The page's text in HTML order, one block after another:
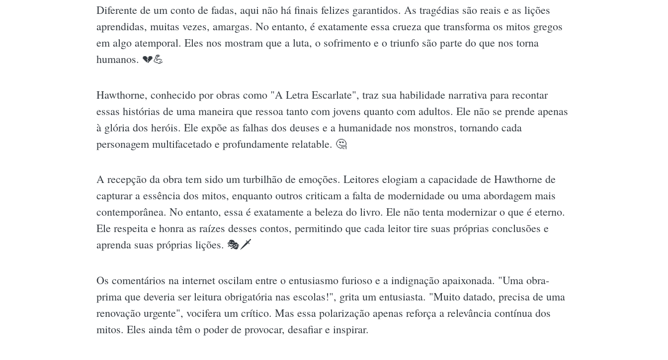
Diferente de um conto de fadas, aqui não há finais felizes garantidos. As tragédias são reais e as lições
aprendidas, muitas vezes, amargas. No entanto, é exatamente essa crueza que transforma os mitos gregos
em algo atemporal. Eles nos mostram que a luta, o sofrimento e o triunfo são parte do que nos torna
humanos. 💔💪
Hawthorne, conhecido por obras como "A Letra Escarlate", traz sua habilidade narrativa para recontar
essas histórias de uma maneira que ressoa tanto com jovens quanto com adultos. Ele não se prende apenas
à glória dos heróis. Ele expõe as falhas dos deuses e a humanidade nos monstros, tornando cada
personagem multifacetado e profundamente relatable. 🤔
A recepção da obra tem sido um turbilhão de emoções. Leitores elogiam a capacidade de Hawthorne de
capturar a essência dos mitos, enquanto outros criticam a falta de modernidade ou uma abordagem mais
contemporânea. No entanto, essa é exatamente a beleza do livro. Ele não tenta modernizar o que é eterno.
Ele respeita e honra as raízes desses contos, permitindo que cada leitor tire suas próprias conclusões e
aprenda suas próprias lições. 🎭🗡
Os comentários na internet oscilam entre o entusiasmo furioso e a indignação apaixonada. "Uma obra-
prima que deveria ser leitura obrigatória nas escolas!", grita um entusiasta. "Muito datado, precisa de uma
renovação urgente", vocifera um crítico. Mas essa polarização apenas reforça a relevância contínua dos
mitos. Eles ainda têm o poder de provocar, desafiar e inspirar.